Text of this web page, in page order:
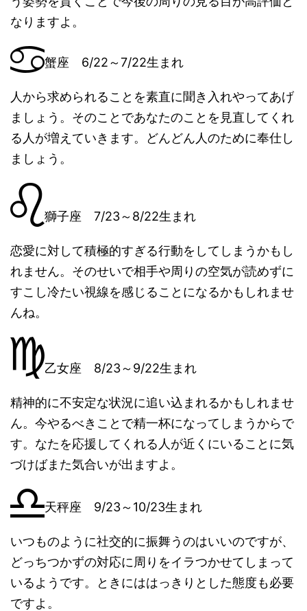
なりますよ。
蟹座 6/22～7/22生まれ
人から求められることを素直に聞き入れやってあげ
ましょう。そのことであなたのことを見直してくれ
る人が増えていきます。どんどん人のために奉仕し
ましょう。
獅子座 7/23～8/22生まれ
恋愛に対して積極的すぎる行動をしてしまうかもし
れません。そのせいで相手や周りの空気が読めずに
すこし冷たい視線を感じることになるかもしれませ
んね。
乙女座 8/23～9/22生まれ
精神的に不安定な状況に追い込まれるかもしれませ
ん。今やるべきことで精一杯になってしまうからで
す。なたを応援してくれる人が近くにいることに気
づけばまた気合いが出ますよ。
天秤座 9/23～10/23生まれ
いつものように社交的に振舞うのはいいのですが、
どっちつかずの対応に周りをイラつかせてしまって
いるようです。ときにははっきりとした態度も必要
ですよ。